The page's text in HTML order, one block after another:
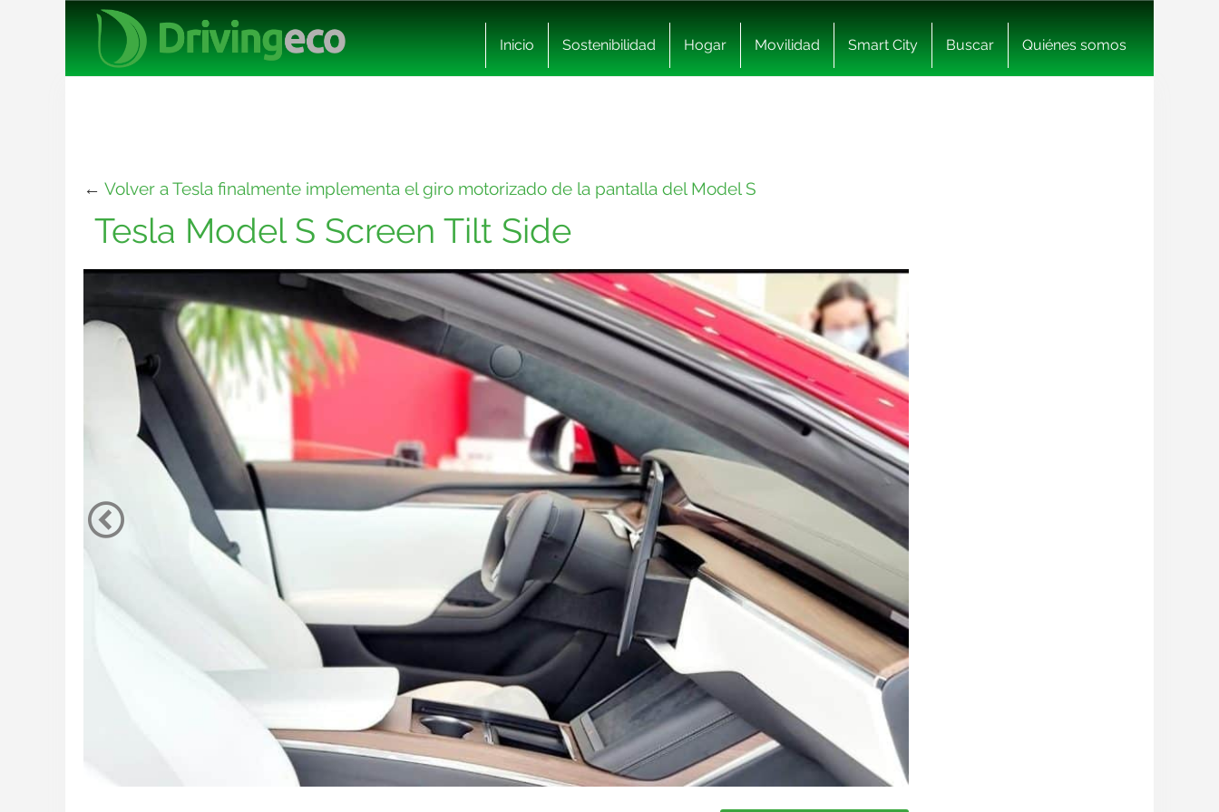
Inicio Sostenibilidad Hogar Movilidad Smart City Buscar Quiénes somos
← Volver a Tesla finalmente implementa el giro motorizado de la pantalla del Model S
Tesla Model S Screen Tilt Side